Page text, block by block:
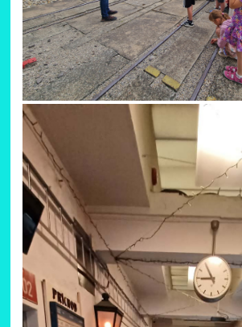
V stredu 17.6. 2026 opustili naši piataci
skúmať históriu. Navštívili „skrytú perlu
hrad Červený Kameň.
Počas prehliadky hradu sa dozvedeli o
obyvateľov. Spoznali, kde bývali, ako sa
potulkách po hrade objavili množstvo
hudobný salónik a dokonca aj morového
Najväčším zážitkom však bola prehliadka
najväčšími pivničnými priestormi v strednej
niečo prekvapivé - studňu s hĺbkou
a
kladový lis, najväčší a najzachovalejší
Všetky objavy si poctivo zapisovali do
listu.
Deň strávený mimo školy si všetci užili a
o nové poznatky a zážitky.